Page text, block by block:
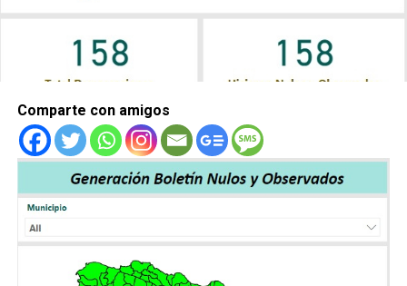
Comparte con amigos